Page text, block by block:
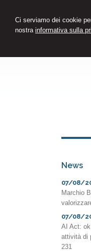
Ci serviamo dei cookie
nostra informativa sulla
News
07/08/
Marchio
07/08/
AI Act:
attività di
231